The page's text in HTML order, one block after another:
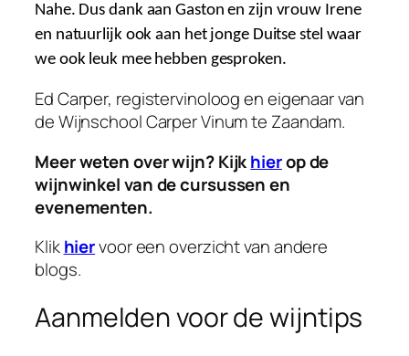
Nahe. Dus dank aan Gaston en zijn vrouw Irene
en natuurlijk ook aan het jonge Duitse stel waar
we ook leuk mee hebben gesproken.
Ed Carper, registervinoloog en eigenaar van
de Wijnschool Carper Vinum te Zaandam.
Meer weten over wijn? Kijkhierop de
wijnwinkel van de cursussen en
evenementen.
Klik hiervoor een overzicht van andere
blogs.
Aanmelden voor de wijntips